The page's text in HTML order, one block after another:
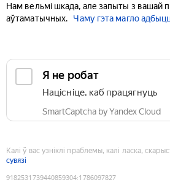
Нам вельмі шкада, але запыты з вашай
аўтаматычных.
Чаму гэта магло
Я не робат
Націсніце, каб працягнуць
SmartCaptcha by Yandex Cloud
Калі ў вас узніклі праблемы, калі ласка,
сувязі
9182531739440859304:1786097827